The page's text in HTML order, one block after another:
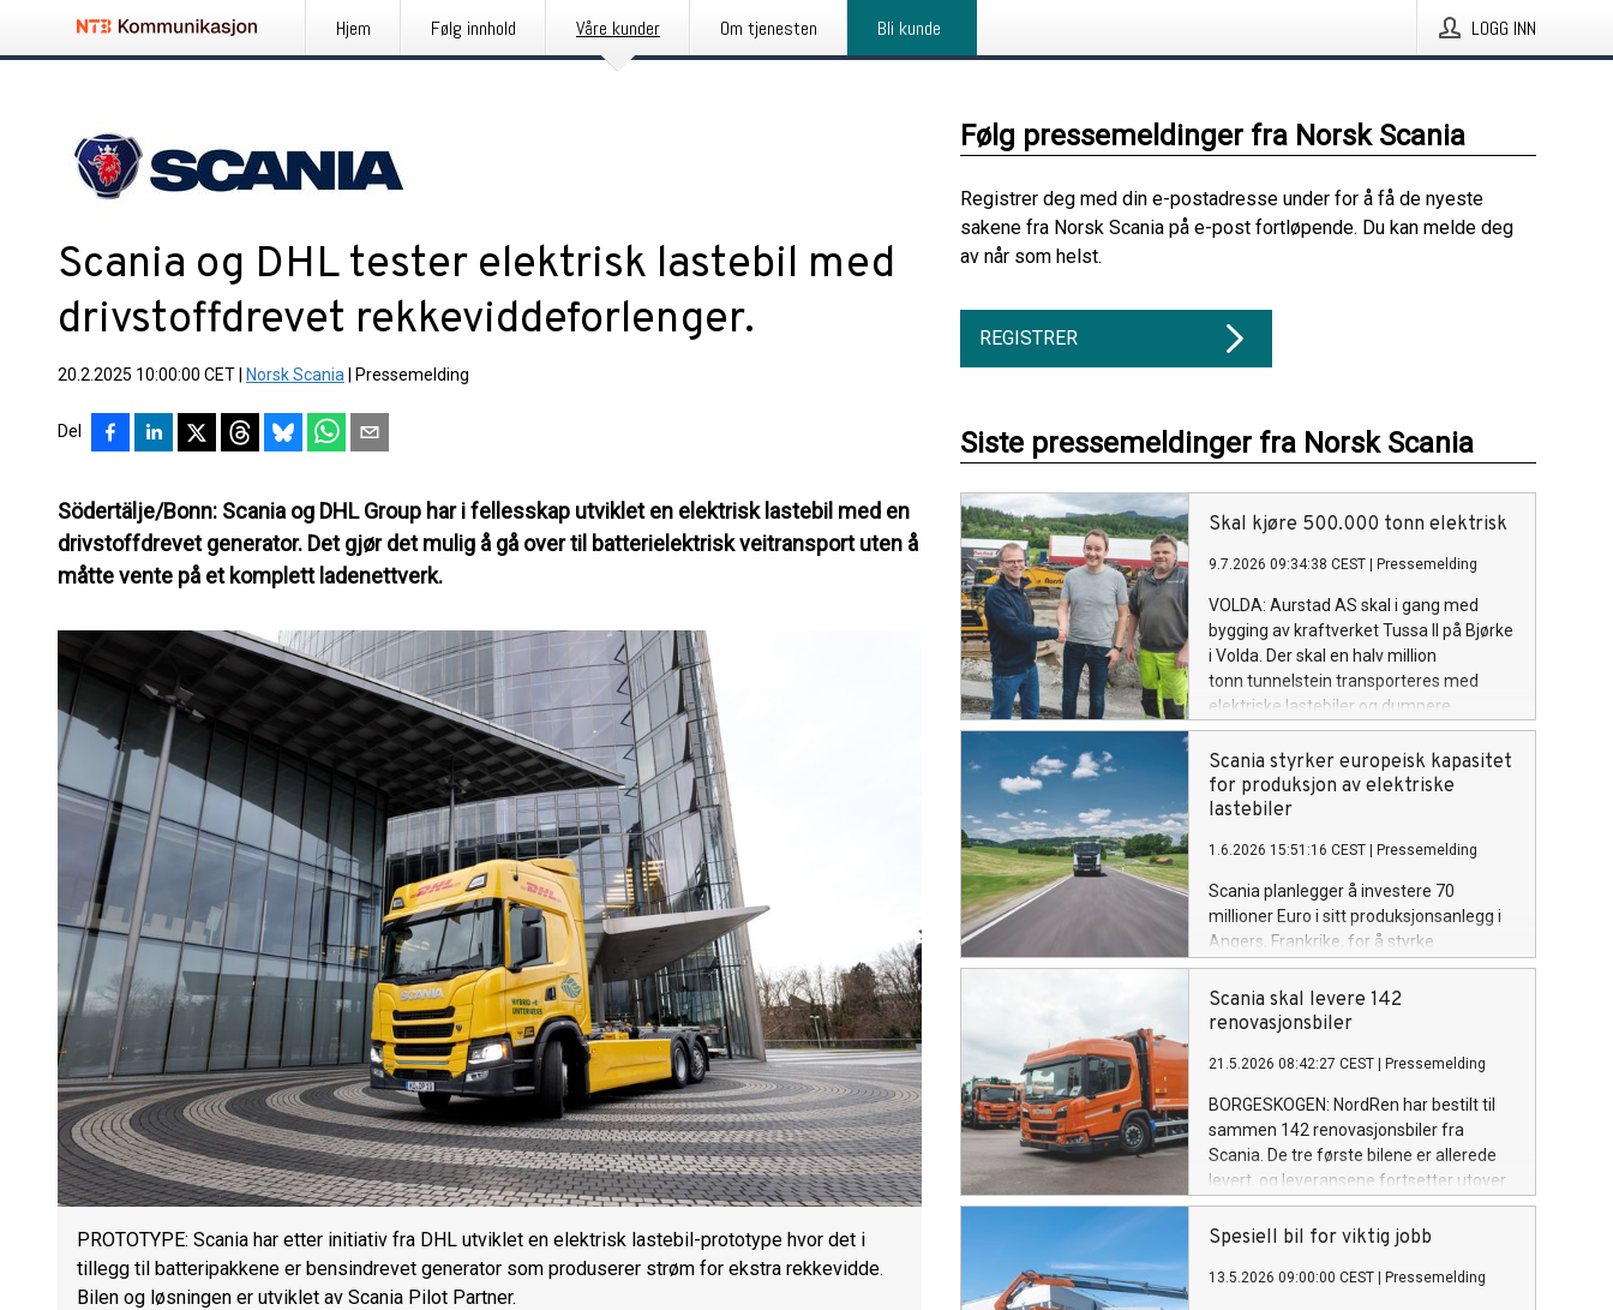
Hjem Følg innhold Våre kunder Om tjenesten Bli kunde LOGG INN
Scania og DHL tester elektrisk lastebil med
drivstoffdrevet rekkeviddeforlenger.
20.2.2025 10:00:00 CET Norsk Scania Pressemelding
Del
Södertälje/Bonn: Scania og DHL Group har i fellesskap utviklet en elektrisk lastebil med en
drivstoffdrevet generator. Det gjør det mulig å gå over til batterielektrisk veitransport uten å
måtte vente på et komplett ladenettverk.
PROTOTYPE: Scania har etter initiativ fra DHL utviklet en elektrisk lastebil-prototype hvor det i
tillegg til batteripakkene er bensindrevet generator som produserer strøm for ekstra rekkevidde.
Bilen og løsningen er utviklet av Scania Pilot Partner.
Følg pressemeldinger fra Norsk Scania
Registrer deg med din e-postadresse under for å få de nyeste
sakene fra Norsk Scania på e-post fortløpende. Du kan melde deg
av når som helst.
REGISTRER
Siste pressemeldinger fra Norsk Scania
Skal kjøre 500.000 tonn elektrisk
9.7.2026 09:34:38 CEST Pressemelding
VOLDA: Aurstad AS skal i gang med
bygging av kraftverket Tussa II på Bjørke
i Volda. Der skal en halv million
tonn tunnelstein transporteres med
elektriske lastebiler og dumpere.
Scania styrker europeisk kapasitet
for produksjon av elektriske
lastebiler
1.6.2026 15:51:16 CEST Pressemelding
Scania planlegger å investere 70
millioner Euro i sitt produksjonsanlegg i
Angers, Frankrike, for å styrke
selskapets kapasitet til å støtte
overgangen til elektrifisert transport i
Europa. Investeringen er en del av
overgangen mot et bærekraftig
Scania skal levere 142
renovasjonsbiler
21.5.2026 08:42:27 CEST Pressemelding
BORGESKOGEN: NordRen har bestilt til
sammen 142 renovasjonsbiler fra
Scania. De tre første bilene er allerede
levert, og leveransene fortsetter utover
høsten frem til høsten neste år.
Spesiell bil for viktig jobb
13.5.2026 09:00:00 CEST Pressemelding